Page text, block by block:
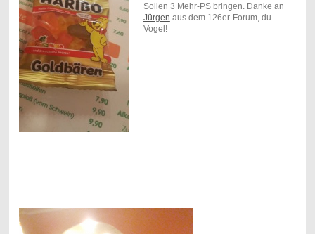
Sollen 3 Mehr-PS bringen. Danke an
Jürgen aus dem 126er-Forum, du
Vogel!